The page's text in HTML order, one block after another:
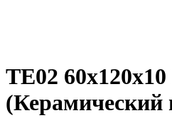
TE02
(Керамический